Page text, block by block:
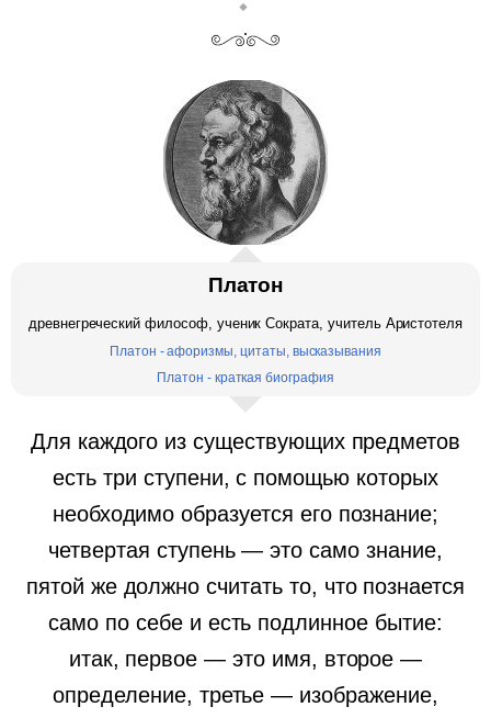
Платон
древнегреческий философ, ученик Сократа, учитель Аристотеля
Платон - афоризмы, цитаты, высказывания
Платон - краткая биография
Для каждого из существующих предметов
есть три ступени, с помощью которых
необходимо образуется его познание;
четвертая ступень — это само знание,
пятой же должно считать то, что познается
само по себе и есть подлинное бытие:
итак, первое — это имя, второе —
определение, третье — изображение,